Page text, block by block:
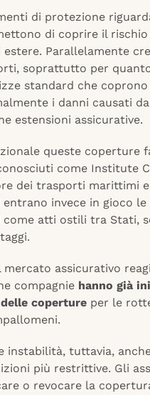
di protezione
di coprire il
Parallelamente
soprattutto per
standard che
i danni causati
estensioni assicurative.
queste coperture
come Institute
dei trasporti marittimi
invece in gioco le
atti ostili tra Stati,
assicurativo
compagnie hanno già
coperture per le
instabilità, tuttavia,
più restrittive. Gli
o revocare la